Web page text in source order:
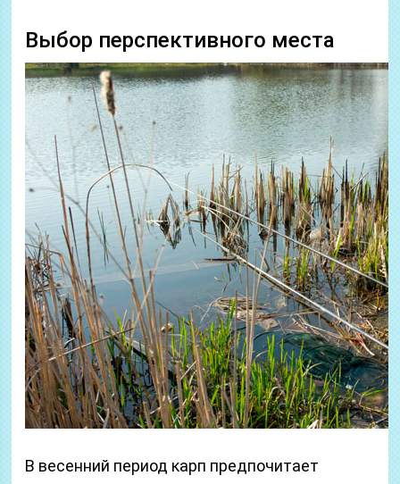
Выбор перспективного места
В весенний период карп предпочитает